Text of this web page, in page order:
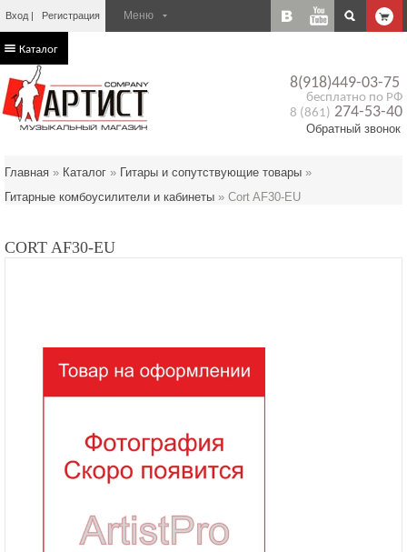
Вход Регистрация
8(918)449-03-75
бесплатно по РФ
8 (861) 274-53-40
Обратный звонок
Каталог
Главная » Каталог » Гитары и сопутствующие товары »
Гитарные комбоусилители и кабинеты » Cort AF30-EU
CORT AF30-EU